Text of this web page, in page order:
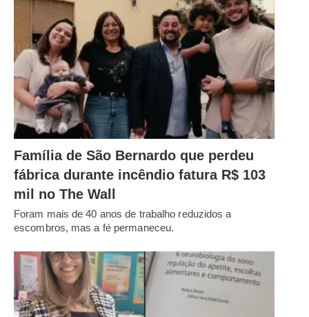
Família de São Bernardo que perdeu
fábrica durante incêndio fatura R$ 103
mil no The Wall
Foram mais de 40 anos de trabalho reduzidos a
escombros, mas a fé permaneceu.